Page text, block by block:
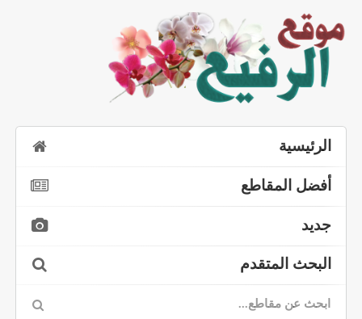
الرئيسية
أفضل المقاطع
جديد
البحث المتقدم